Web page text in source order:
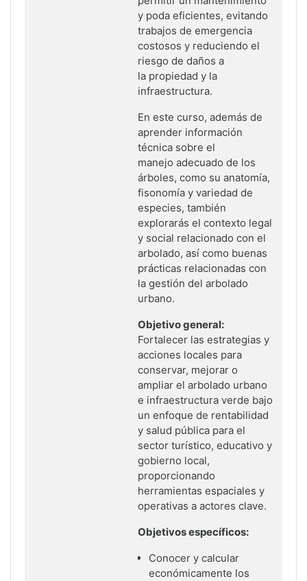
y poda eficientes, evitando
trabajos de emergencia
costosos y reduciendo el
riesgo de daños a
la propiedad y la
infraestructura.
En este curso, además de
aprender información
técnica sobre el
manejo adecuado de los
árboles, como su anatomía,
fisonomía y variedad de
especies, también
explorarás el contexto legal
y social relacionado con el
arbolado, así como buenas
prácticas relacionadas con
la gestión del arbolado
urbano.
Objetivo general:
Fortalecer las estrategias y
acciones locales para
conservar, mejorar o
ampliar el arbolado urbano
e infraestructura verde bajo
un enfoque de rentabilidad
y salud pública para el
sector turístico, educativo y
gobierno local,
proporcionando
herramientas espaciales y
operativas a actores clave.
Objetivos específicos:
Conocer y calcular
económicamente los